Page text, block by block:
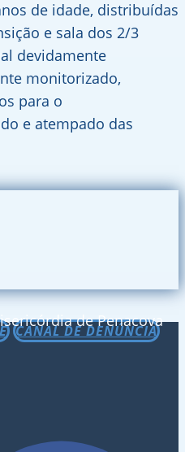
de idade, distribuídas
e sala dos 2/3
devidamente
monitorizado,
para o
e atempado das
CANAL DE DENÚNCIA
de Penacova